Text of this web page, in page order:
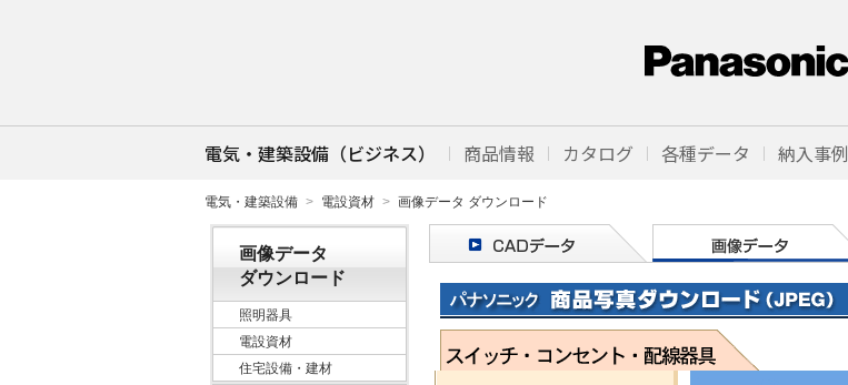
電気・建築設備（ビジネス） 商品情報 カタログ 各種データ 納入事例
電気・建築設備 電設資材 画像データ ダウンロード
画像データ
ダウンロード
照明器具
電設資材
住宅設備・建材